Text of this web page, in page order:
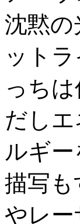
沈黙
ット
っち
だし
ルギ
描写
やレ